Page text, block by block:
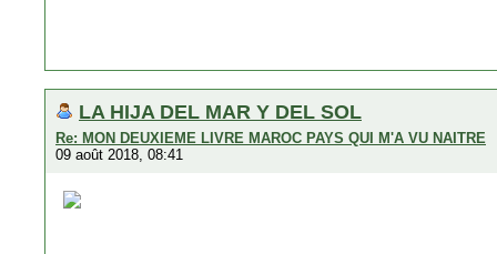
LA HIJA DEL MAR Y DEL SOL
Re: MON DEUXIEME LIVRE MAROC PAYS QUI M'A VU NAITRE
09 août 2018, 08:41